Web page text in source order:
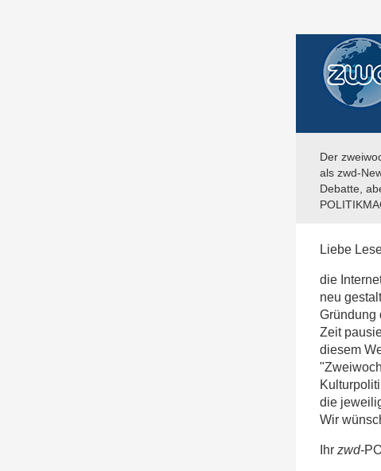
Der
als zwd-
Debatte,
Liebe
die
neu
Gründung
Zeit
diesem
die
Wir
Ihr zwd-